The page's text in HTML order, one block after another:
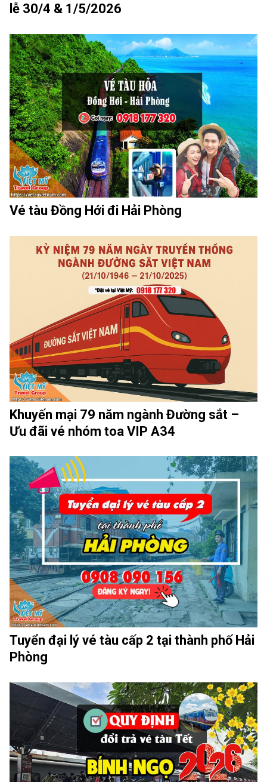
lễ 30/4 & 1/5/2026
Vé tàu Đồng Hới đi Hải Phòng
Khuyến mại 79 năm ngành Đường sắt –
Ưu đãi vé nhóm toa VIP A34
Tuyển đại lý vé tàu cấp 2 tại thành phố Hải
Phòng